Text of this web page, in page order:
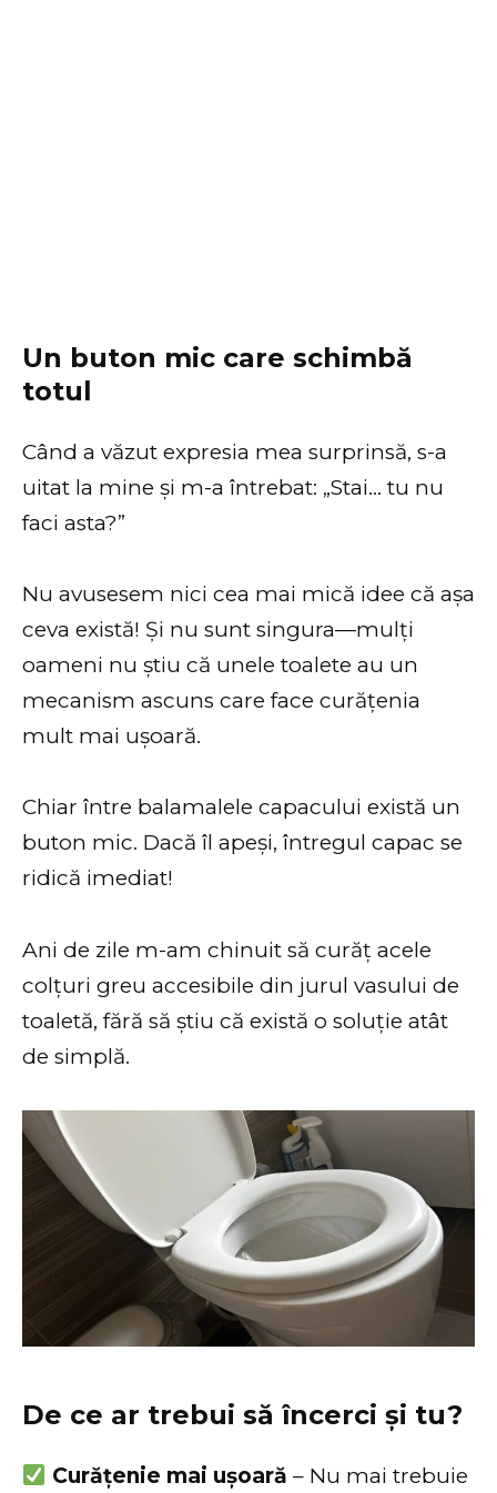
Un buton mic care schimbă
totul
Când a văzut expresia mea surprinsă, s-a
uitat la mine și m-a întrebat: „Stai… tu nu
faci asta?”
Nu avusesem nici cea mai mică idee că așa
ceva există! Și nu sunt singura—mulți
oameni nu știu că unele toalete au un
mecanism ascuns care face curățenia
mult mai ușoară.
Chiar între balamalele capacului există un
buton mic. Dacă îl apeși, întregul capac se
ridică imediat!
Ani de zile m-am chinuit să curăț acele
colțuri greu accesibile din jurul vasului de
toaletă, fără să știu că există o soluție atât
de simplă.
De ce ar trebui să încerci și tu?
Curățenie mai ușoară – Nu mai trebuie